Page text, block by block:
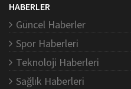
HABERLER
Güncel Haberler
Spor Haberleri
Teknoloji Haberleri
Sağlık Haberleri